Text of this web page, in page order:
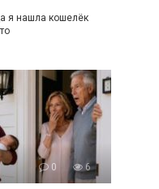
я нашла кошелёк
0 6